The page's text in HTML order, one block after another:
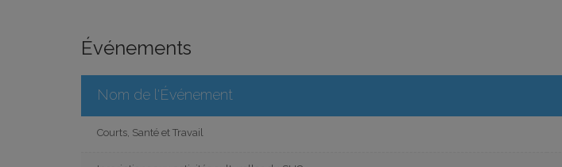
Événements
Nom de l'Événement
Courts, Santé et Travail